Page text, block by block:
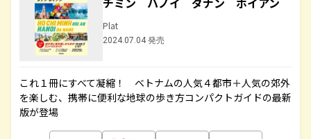
Plat
2024.07.04 発売
これ１冊にすべて凝縮！ ベトナムの人気４都市＋人気の郊外
を楽しむ、携帯に便利な地球の歩き方コンパクトガイドの最新
版が登場